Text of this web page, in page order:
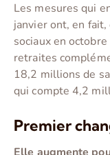
Les mesures qui
janvier ont, en
sociaux en
retraites
18,2 millions de
qui compte 4,2
Premier